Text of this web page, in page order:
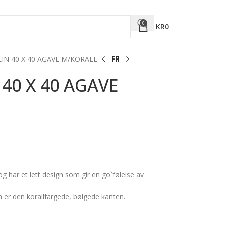
0 KR0
40 X 40 AGAVE M/KORALL
X 40 AGAVE
har et lett design som gir en go`følelse av
er den korallfargede, bølgede kanten.